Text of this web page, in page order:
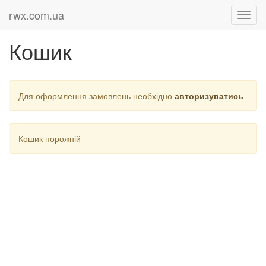
rwx.com.ua
Кошик
Для оформлення замовлень необхідно авторизуватись
Кошик порожній